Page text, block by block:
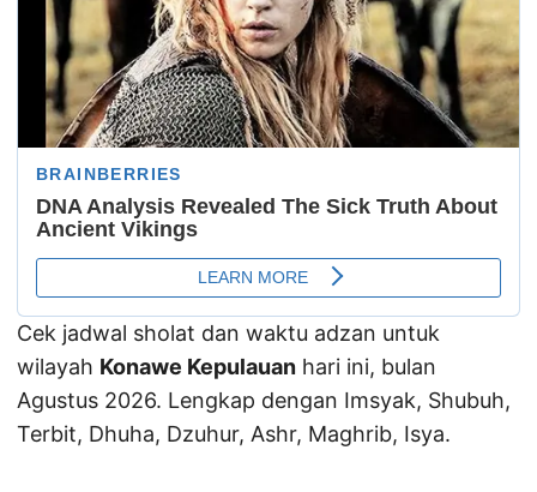
Cek jadwal sholat dan waktu adzan untuk
wilayah Konawe Kepulauan hari ini, bulan
Agustus 2026. Lengkap dengan Imsyak, Shubuh,
Terbit, Dhuha, Dzuhur, Ashr, Maghrib, Isya.